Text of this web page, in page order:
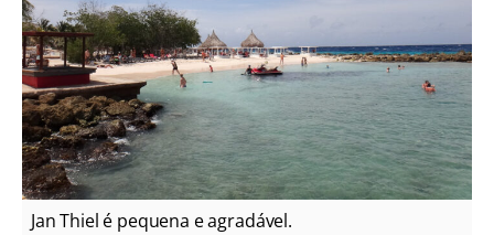
Jan Thiel é pequena e agradável.